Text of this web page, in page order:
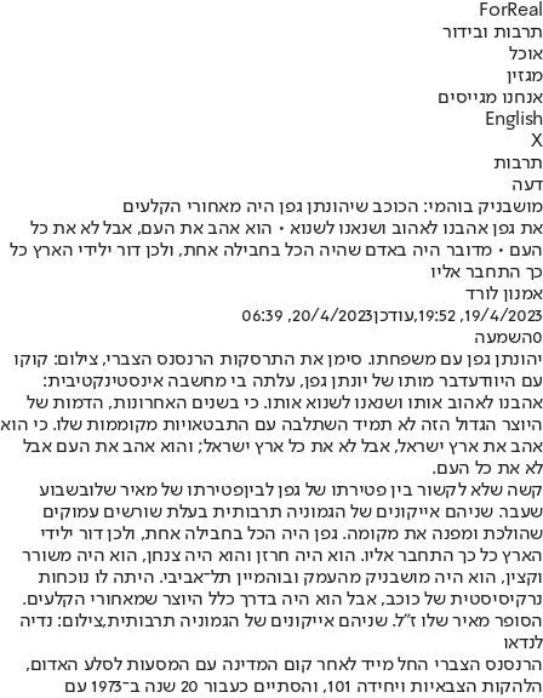
ForReal
תרבות ובידור
אוכל
מגזין
אנחנו מגייסים
English
X
תרבות
דעה
מושבניק בוהמי: הכוכב שיהונתן גפן היה מאחורי הקלעים
את גפן אהבנו לאהוב ושנאנו לשנוא • הוא אהב את העם, אבל לא את כל
העם • מדובר היה באדם שהיה הכל בחבילה אחת, ולכן דור ילידי הארץ כל
כך התחבר אליו
אמנון לורד
19/4/2023, 19:52
,עודכן20/4/2023, 06:39
0השמעה
יהונתן גפן עם משפחתו. סימן את התרסקות הרנסנס הצברי, צילום: קוקו
עם היוודעדבר מותו של יונתן גפן, עלתה בי מחשבה אינסטינקטיבית:
אהבנו לאהוב אותו ושנאנו לשנוא אותו. כי בשנים האחרונות, הדמות של
היוצר הגדול הזה לא תמיד השתלבה עם התבטאויות מקוממות שלו. כי הוא
אהב את ארץ ישראל, אבל לא את כל ארץ ישראל; והוא אהב את העם אבל
לא את כל העם.
קשה שלא לקשור בין פטירתו של גפן לביןפטירתו של מאיר שלובשבוע
שעבר. שניהם אייקונים של הגמוניה תרבותית בעלת שורשים עמוקים
שהולכת ומפנה את מקומה. גפן היה הכל בחבילה אחת, ולכן דור ילידי
הארץ כל כך התחבר אליו. הוא היה חרזן והוא היה צנחן, הוא היה משורר
וקצין, הוא היה מושבניק מהעמק ובוהמיין תל־אביבי. היתה לו נוכחות
נרקיסיסטית של כוכב, אבל הוא היה בדרך כלל היוצר שמאחורי הקלעים.
הסופר מאיר שלו ז"ל. שניהם אייקונים של הגמוניה תרבותית,צילום: נדיה
לנדאו
הרנסנס הצברי החל מייד לאחר קום המדינה עם המסעות לסלע האדום,
הלהקות הצבאיות ויחידה 101, והסתיים כעבור 20 שנה ב־1973 עם